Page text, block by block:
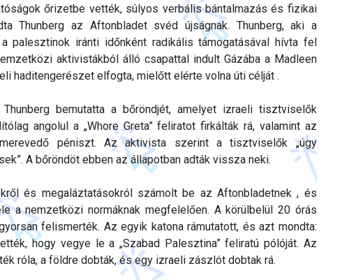
őrizetbe vették, súlyos verbális bántalmazás és fizikai
Thunberg az Aftonbladet svéd újságnak. Thunberg, aki a
palesztinok iránti időnként radikális támogatásával hívta fel
aktivistákból álló csapattal indult Gázába a Madleen
haditengerészet elfogta, mielőtt elérte volna úti célját .
Thunberg bemutatta a bőröndjét, amelyet izraeli tisztviselők
angolul a „Whore Greta” feliratot firkálták rá, valamint az
péniszt. Az aktivista szerint a tisztviselők „úgy
A bőröndöt ebben az állapotban adták vissza neki.
és megaláztatásokról számolt be az Aftonbladetnek , és
a nemzetközi normáknak megfelelően. A körülbelül 20 órás
felismerték. Az egyik katona rámutatott, és azt mondta:
hogy vegye le a „Szabad Palesztina” feliratú pólóját. Az
róla, a földre dobták, és egy izraeli zászlót dobtak rá.